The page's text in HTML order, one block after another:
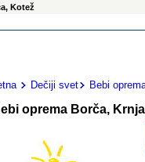
Kotež
Dečiji svet Bebi
oprema Borča,